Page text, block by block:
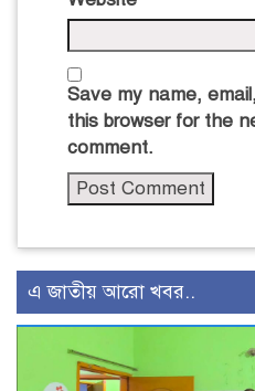
Save my name,
this browser for the
comment.
এ জাতীয় আরো খবর..